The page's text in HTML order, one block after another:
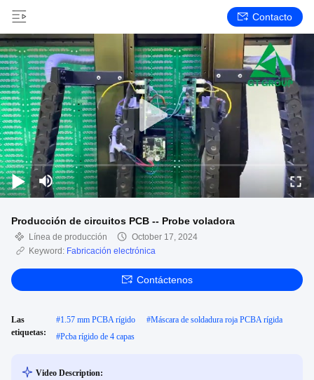
Contacto
Producción de circuitos PCB -- Probe voladora
Línea de producción
October 17, 2024
Keyword: Fabricación electrónica
Contáctenos
Las
etiquetas:
#1.57 mm PCBA rígido #Máscara de soldadura roja PCBA rígida
#Pcba rígido de 4 capas
Video Description: